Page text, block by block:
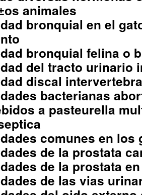
animales
bronquial en el
bronquial felina o
del tracto urinario
discal
bacterianas
a pasteurella
comunes en los
de la prostata
de la prostata
de las vias